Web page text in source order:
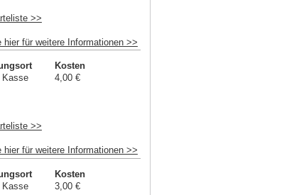
>>
hier für weitere Informationen >>
Kasse
Kosten
4,00 €
>>
hier für weitere Informationen >>
Kasse
Kosten
3,00 €